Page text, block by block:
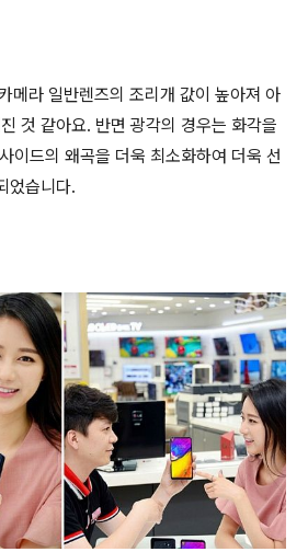
메라 일반렌즈의 조리개 값이 높아져 아
것 같아요. 반면 광각의 경우는 화각을
이드의 왜곡을 더욱 최소화하여 더욱 선
었습니다.